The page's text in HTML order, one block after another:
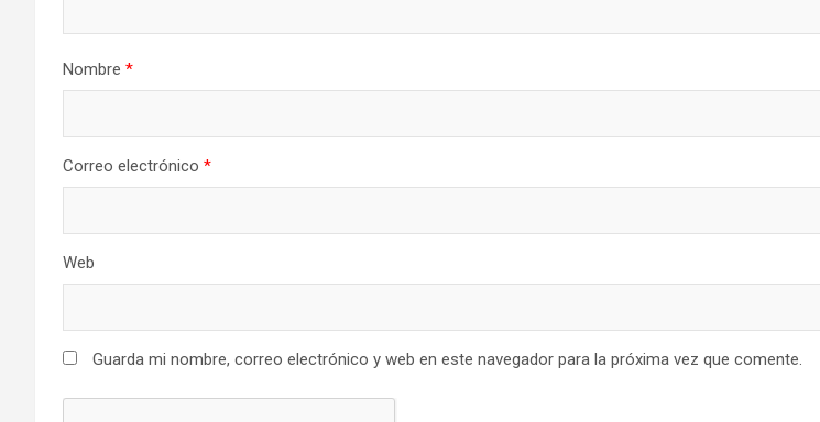
Nombre *
Correo electrónico *
Web
Guarda mi nombre, correo electrónico y web en este navegador para la próxima vez que comente.